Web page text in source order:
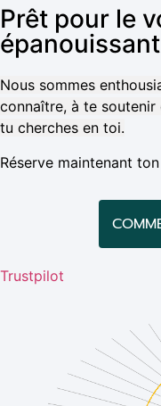
Prêt pour le
Nous sommes
connaître, à te
tu cherches en toi.
Réserve maintenant
Trustpilot